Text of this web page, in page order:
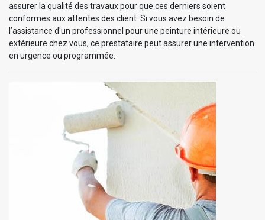
assurer la qualité des travaux pour que ces derniers soient
conformes aux attentes des client. Si vous avez besoin de
l’assistance d'un professionnel pour une peinture intérieure ou
extérieure chez vous, ce prestataire peut assurer une intervention
en urgence ou programmée.